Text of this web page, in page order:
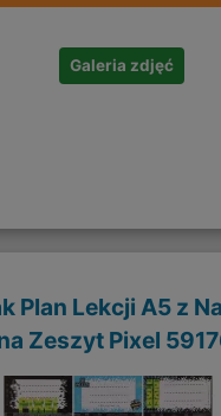
Galeria zdjęć
Plan Lekcji A5 z
Zeszyt Pixel